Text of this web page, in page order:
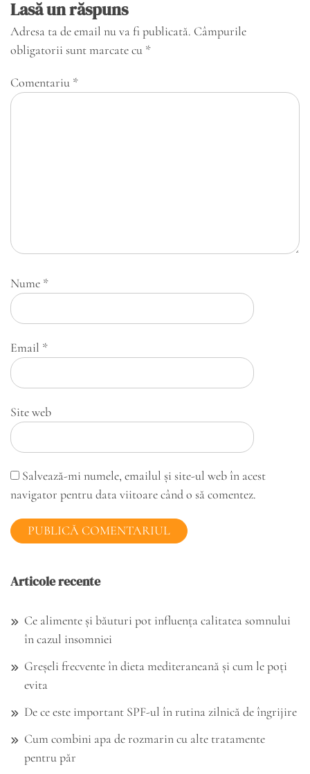
Lasă un răspuns
Adresa ta de email nu va fi publicată. Câmpurile
obligatorii sunt marcate cu *
Comentariu *
Nume *
Email *
Site web
Salvează-mi numele, emailul și site-ul web în acest
navigator pentru data viitoare când o să comentez.
Articole recente
Ce alimente și băuturi pot influența calitatea somnului
în cazul insomniei
Greșeli frecvente în dieta mediteraneană și cum le poți
evita
De ce este important SPF-ul în rutina zilnică de îngrijire
Cum combini apa de rozmarin cu alte tratamente
pentru păr